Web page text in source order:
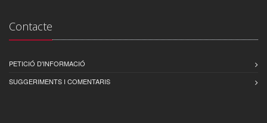
Contacte
PETICIÓ D'INFORMACIÓ
SUGGERIMENTS I COMENTARIS